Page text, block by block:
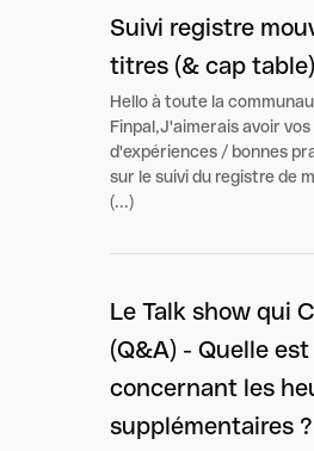
Suivi registre
titres (& cap table)
Hello à toute la
Finpal,J'aimerais avoir
d'expériences / bonnes
sur le suivi du registre de
(...)
Le Talk show qui
(Q&A) - Quelle
concernant les
supplémentaires ?